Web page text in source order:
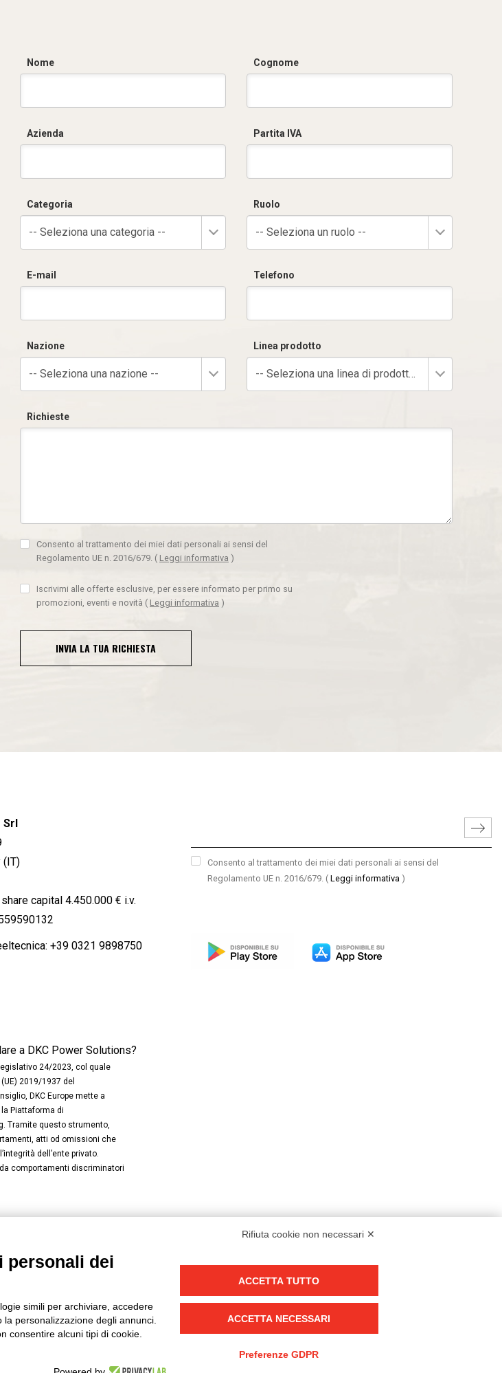
Nome Cognome
Azienda Partita IVA
Categoria
-- Seleziona una categoria --
Ruolo
-- Seleziona un ruolo --
E-mail Telefono
Nazione
-- Seleziona una nazione --
Linea prodotto
-- Seleziona una linea di prodotto --
Richieste
Consento al trattamento dei miei dati personali ai sensi del
Regolamento UE n. 2016/679. ( Leggi informativa )
Iscrivimi alle offerte esclusive, per essere informato per primo su
promozioni, eventi e novità ( Leggi informativa )
INVIA LA TUA RICHIESTA
Srl
(IT)
capital 4.450.000 € i.v.
+39 0321 9898750
a DKC Power Solutions?
24/2023, col quale
2019/1937 del
DKC Europe mette a
Piattaforma di
Tramite questo strumento,
atti od omissioni che
dell’ente privato.
comportamenti discriminatori
Consento al trattamento dei miei dati personali ai sensi del
Regolamento UE n. 2016/679. ( Leggi informativa )
Rifiuta cookie non necessari ✕
personali dei
simili per archiviare, accedere
personalizzazione degli annunci.
consentire alcuni tipi di cookie.
ACCETTA TUTTO
ACCETTA NECESSARI
Preferenze GDPR